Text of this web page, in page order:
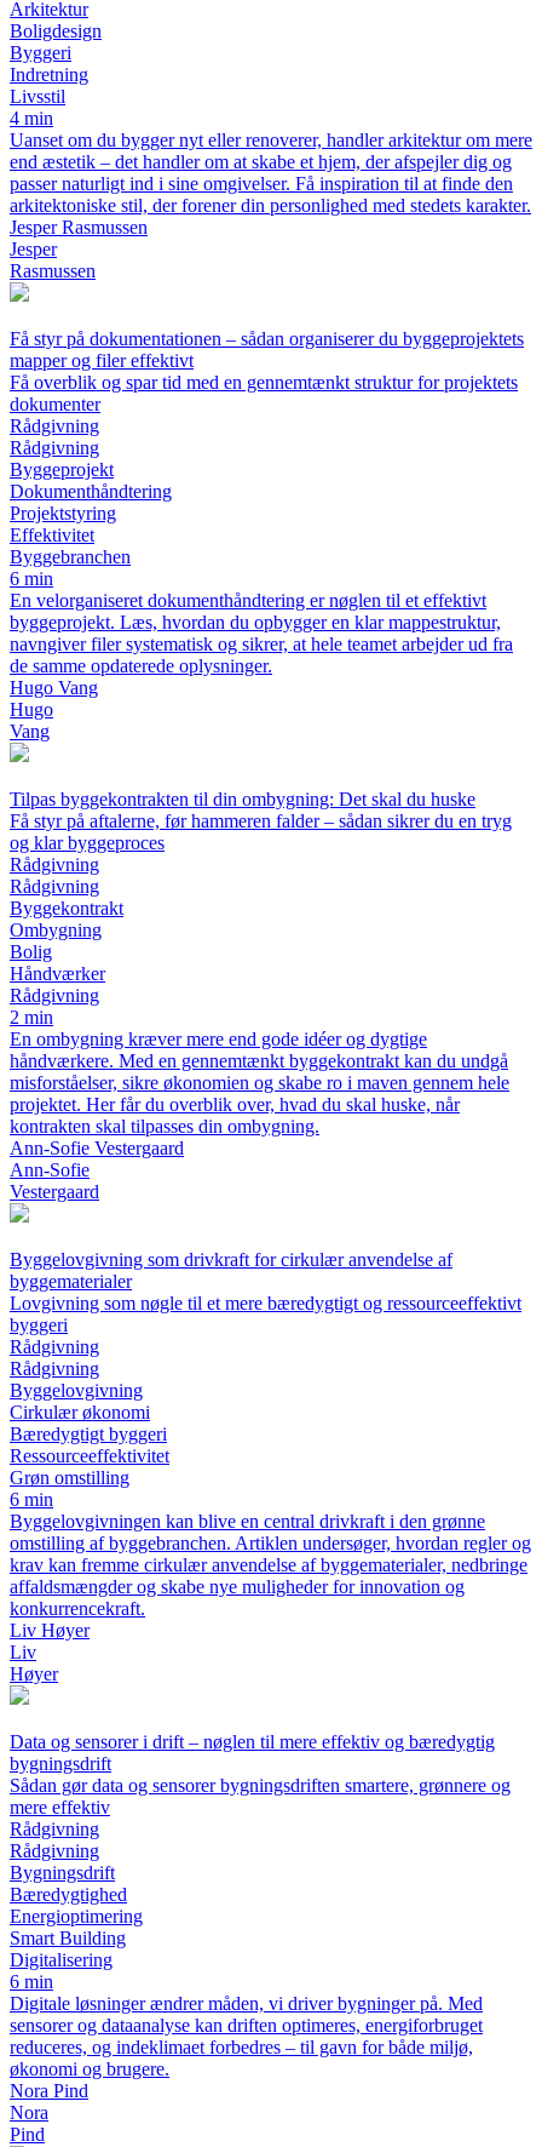
Arkitektur
Boligdesign
Byggeri
Indretning
Livsstil
4 min
Uanset om du bygger nyt eller renoverer, handler arkitektur om mere
end æstetik – det handler om at skabe et hjem, der afspejler dig og
passer naturligt ind i sine omgivelser. Få inspiration til at finde den
arkitektoniske stil, der forener din personlighed med stedets karakter.
Jesper Rasmussen
Jesper
Rasmussen
Få styr på dokumentationen – sådan organiserer du byggeprojektets
mapper og filer effektivt
Få overblik og spar tid med en gennemtænkt struktur for projektets
dokumenter
Rådgivning
Rådgivning
Byggeprojekt
Dokumenthåndtering
Projektstyring
Effektivitet
Byggebranchen
6 min
En velorganiseret dokumenthåndtering er nøglen til et effektivt
byggeprojekt. Læs, hvordan du opbygger en klar mappestruktur,
navngiver filer systematisk og sikrer, at hele teamet arbejder ud fra
de samme opdaterede oplysninger.
Hugo Vang
Hugo
Vang
Tilpas byggekontrakten til din ombygning: Det skal du huske
Få styr på aftalerne, før hammeren falder – sådan sikrer du en tryg
og klar byggeproces
Rådgivning
Rådgivning
Byggekontrakt
Ombygning
Bolig
Håndværker
Rådgivning
2 min
En ombygning kræver mere end gode idéer og dygtige
håndværkere. Med en gennemtænkt byggekontrakt kan du undgå
misforståelser, sikre økonomien og skabe ro i maven gennem hele
projektet. Her får du overblik over, hvad du skal huske, når
kontrakten skal tilpasses din ombygning.
Ann-Sofie Vestergaard
Ann-Sofie
Vestergaard
Byggelovgivning som drivkraft for cirkulær anvendelse af
byggematerialer
Lovgivning som nøgle til et mere bæredygtigt og ressourceeffektivt
byggeri
Rådgivning
Rådgivning
Byggelovgivning
Cirkulær økonomi
Bæredygtigt byggeri
Ressourceeffektivitet
Grøn omstilling
6 min
Byggelovgivningen kan blive en central drivkraft i den grønne
omstilling af byggebranchen. Artiklen undersøger, hvordan regler og
krav kan fremme cirkulær anvendelse af byggematerialer, nedbringe
affaldsmængder og skabe nye muligheder for innovation og
konkurrencekraft.
Liv Høyer
Liv
Høyer
Data og sensorer i drift – nøglen til mere effektiv og bæredygtig
bygningsdrift
Sådan gør data og sensorer bygningsdriften smartere, grønnere og
mere effektiv
Rådgivning
Rådgivning
Bygningsdrift
Bæredygtighed
Energioptimering
Smart Building
Digitalisering
6 min
Digitale løsninger ændrer måden, vi driver bygninger på. Med
sensorer og dataanalyse kan driften optimeres, energiforbruget
reduceres, og indeklimaet forbedres – til gavn for både miljø,
økonomi og brugere.
Nora Pind
Nora
Pind